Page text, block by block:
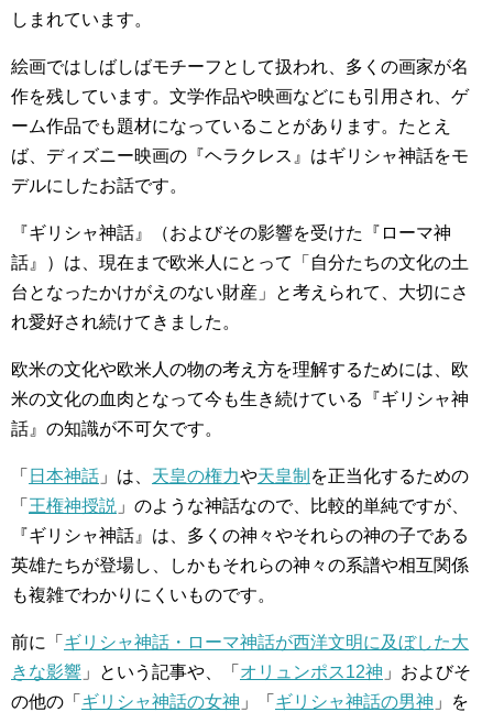
しまれています。
絵画ではしばしばモチーフとして扱われ、多くの画家が名
作を残しています。文学作品や映画などにも引用され、ゲ
ーム作品でも題材になっていることがあります。たとえ
ば、ディズニー映画の『ヘラクレス』はギリシャ神話をモ
デルにしたお話です。
『ギリシャ神話』（およびその影響を受けた『ローマ神
話』）は、現在まで欧米人にとって「自分たちの文化の土
台となったかけがえのない財産」と考えられて、大切にさ
れ愛好され続けてきました。
欧米の文化や欧米人の物の考え方を理解するためには、欧
米の文化の血肉となって今も生き続けている『ギリシャ神
話』の知識が不可欠です。
「 日本神話 」は、 天皇の権力や天皇制 を正当化するための
「 王権神授説 」のような神話なので、比較的単純ですが、
『ギリシャ神話』は、多くの神々やそれらの神の子である
英雄たちが登場し、しかもそれらの神々の系譜や相互関係
も複雑でわかりにくいものです。
前に「 ギリシャ神話・ローマ神話が西洋文明に及ぼした大
きな影響 」という記事や、「 オリュンポス12神 」およびそ
の他の「 ギリシャ神話の女神 」「 ギリシャ神話の男神 」を